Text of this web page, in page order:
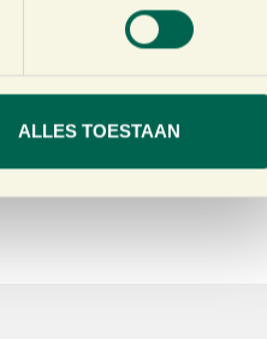
ALLES TOESTAAN
Waar ik eerder regelmatig
#aanrader